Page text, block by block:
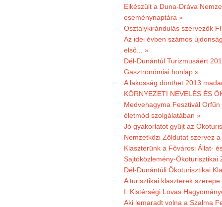
Elkészült a Duna-Dráva
eseménynaptára »
Osztálykirándulás szervezők
Az idei évben számos
első... »
Dél-Dunántúl Turizmusáért
Gasztronómiai honlap »
A lakosság dönthet 2013
KÖRNYEZETI NEVELÉS ÉS
Medvehagyma Fesztivál
életmód szolgálatában »
Jó gyakorlatot gyűjt az
Nemzetközi Zöldutat szervez
Klaszterünk a Fővárosi Állat-
Sajtóközlemény-Ökoturisztikai
Dél-Dunántúli Ökoturisztikai
A turisztikai klaszterek
I. Kistérségi Lovas
Aki lemaradt volna a Szalma